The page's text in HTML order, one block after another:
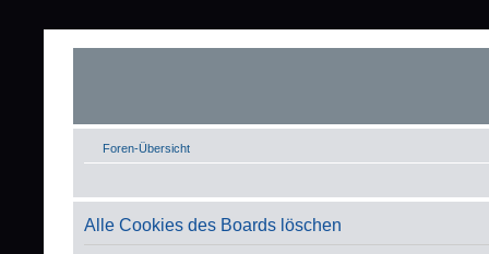
Foren-Übersicht
Alle Cookies des Boards löschen